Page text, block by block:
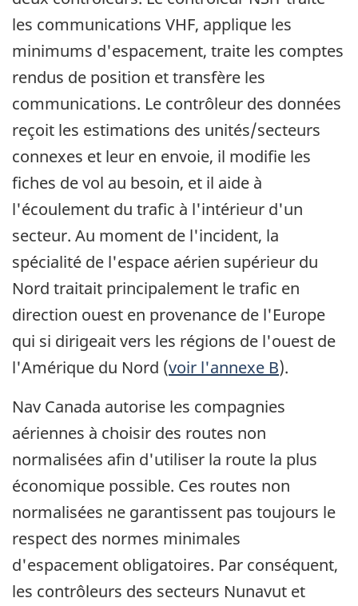
les communications VHF, applique les
minimums d'espacement, traite les comptes
rendus de position et transfère les
communications. Le contrôleur des données
reçoit les estimations des unités/secteurs
connexes et leur en envoie, il modifie les
fiches de vol au besoin, et il aide à
l'écoulement du trafic à l'intérieur d'un
secteur. Au moment de l'incident, la
spécialité de l'espace aérien supérieur du
Nord traitait principalement le trafic en
direction ouest en provenance de l'Europe
qui si dirigeait vers les régions de l'ouest de
l'Amérique du Nord (voir l'annexe B).
Nav Canada autorise les compagnies
aériennes à choisir des routes non
normalisées afin d'utiliser la route la plus
économique possible. Ces routes non
normalisées ne garantissent pas toujours le
respect des normes minimales
d'espacement obligatoires. Par conséquent,
les contrôleurs des secteurs Nunavut et